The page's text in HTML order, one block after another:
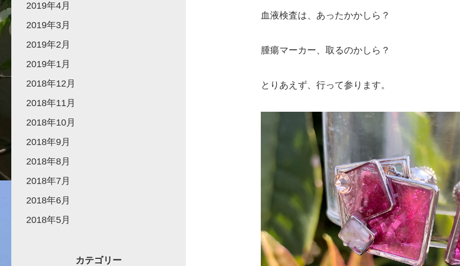
血液検査は、あったかかしら？
腫瘍マーカー、取るのかしら？
とりあえず、行って参ります。
2019年4月
2019年3月
2019年2月
2019年1月
2018年12月
2018年11月
2018年10月
2018年9月
2018年8月
2018年7月
2018年6月
2018年5月
カテゴリー